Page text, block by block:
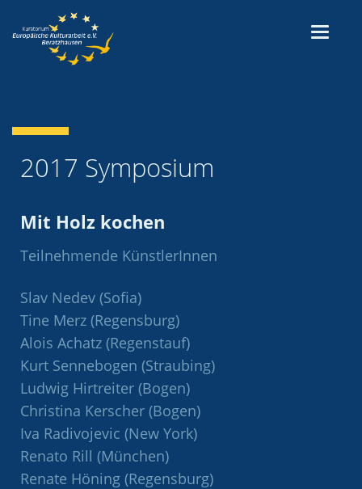
2017 Symposium
Mit Holz kochen
Teilnehmende KünstlerInnen
Slav Nedev (Sofia)
Tine Merz (Regensburg)
Alois Achatz (Regenstauf)
Kurt Sennebogen (Straubing)
Ludwig Hirtreiter (Bogen)
Christina Kerscher (Bogen)
Iva Radivojevic (New York)
Renato Rill (München)
Renate Höning (Regensburg)